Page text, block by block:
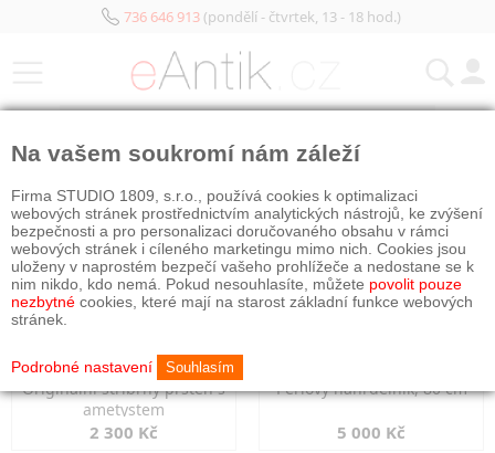
736 646 913(pondělí - čtvrtek, 13 - 18 hod.)
Originální stříbrný prsten s
ametystem
2 300 Kč
Perlový náhrdelník, 80 cm
5 000 Kč
Na vašem soukromí nám záleží
Firma STUDIO 1809, s.r.o., používá cookies k optimalizaci
webových stránek prostřednictvím analytických nástrojů, ke zvýšení
bezpečnosti a pro personalizaci doručovaného obsahu v rámci
webových stránek i cíleného marketingu mimo nich. Cookies jsou
uloženy v naprostém bezpečí vašeho prohlížeče a nedostane se k
nim nikdo, kdo nemá. Pokud nesouhlasíte, můžete povolit pouze
nezbytné cookies, které mají na starost základní funkce webových
stránek.
Podrobné nastavení Souhlasím